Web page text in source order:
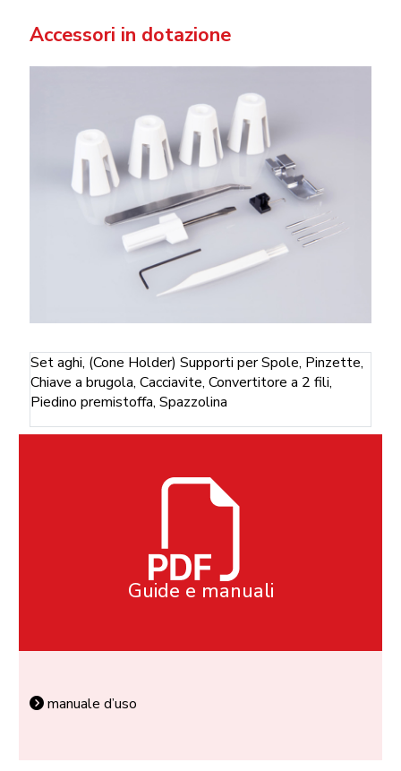
Accessori in dotazione
Set aghi, (Cone Holder) Supporti per Spole, Pinzette,
Chiave a brugola, Cacciavite, Convertitore a 2 fili,
Piedino premistoffa, Spazzolina
Guide e manuali
manuale d’uso